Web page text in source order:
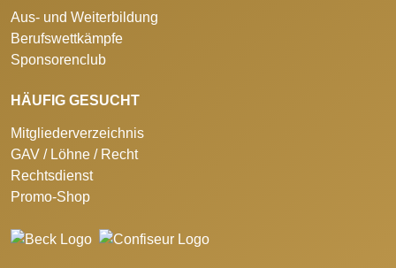
Aus- und Weiterbildung
Berufswettkämpfe
Sponsorenclub
HÄUFIG GESUCHT
Mitgliederverzeichnis
GAV / Löhne / Recht
Rechtsdienst
Promo-Shop